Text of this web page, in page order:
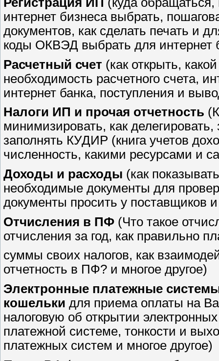
интернет бизнеса выбрать,
документов, как сделать печать и
коды ОКВЭД выбрать для интернет
Расчетный счет (как открыть,
необходимость расчетного счета,
интернет банка, поступления и
Налоги ИП и прочая отчетность
минимизировать, как
заполнять КУДИР (книга учетов
численность, какими ресурсами и
Доходы и расходы (как
необходимые документы для
документы просить у поставщиков и
Отчисления в ПФ (Что такое
отчисления за год, как правильно
суммы своих налогов, как
отчетность в ПФ? и многое другое)
Электронные платежные
кошельки для приема оплаты на
налоговую об открытии
платежной системе, тонкости и
платежных систем и многое другое)